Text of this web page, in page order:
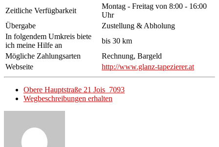
Zeitliche Verfügbarkeit
Montag - Freitag von 8:00 - 16:00
Uhr
Übergabe
Zustellung & Abholung
In folgendem Umkreis biete
ich meine Hilfe an
bis 30 km
Mögliche Zahlungsarten
Rechnung, Bargeld
Webseite
http://www.glanz-tapezierer.at
Obere Hauptstraße 21 Jois 7093
Wegbeschreibungen erhalten